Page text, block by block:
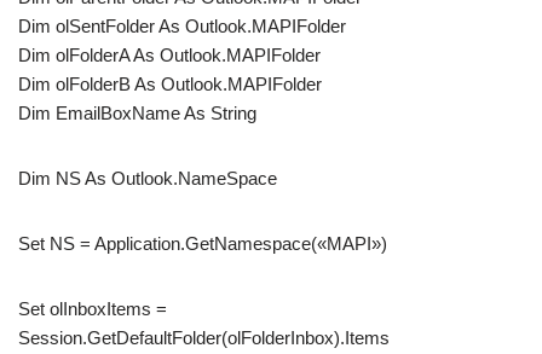
Dim olSentFolder As Outlook.MAPIFolder
Dim olFolderA As Outlook.MAPIFolder
Dim olFolderB As Outlook.MAPIFolder
Dim EmailBoxName As String
Dim NS As Outlook.NameSpace
Set NS = Application.GetNamespace(«MAPI»)
Set olInboxItems =
Session.GetDefaultFolder(olFolderInbox).Items